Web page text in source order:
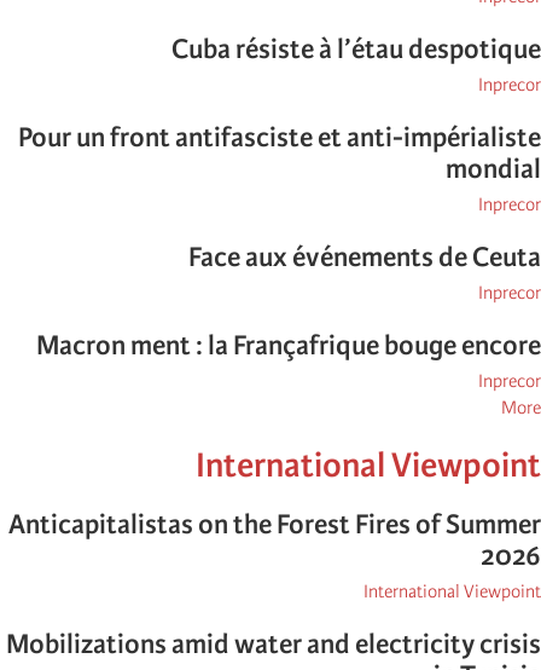
Cuba résiste à l’étau despotique
Inprecor
Pour un front antifasciste et anti-impérialiste
mondial
Inprecor
Face aux événements de Ceuta
Inprecor
Macron ment : la Françafrique bouge encore
Inprecor
More
Inprecor
International Viewpoint
Anticapitalistas on the Forest Fires of Summer
2026
International Viewpoint
Mobilizations amid water and electricity crisis